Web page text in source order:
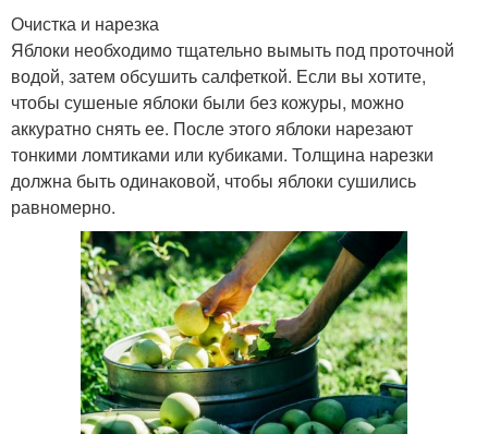
Очистка и нарезка
Яблоки необходимо тщательно вымыть под проточной
водой, затем обсушить салфеткой. Если вы хотите,
чтобы сушеные яблоки были без кожуры, можно
аккуратно снять ее. После этого яблоки нарезают
тонкими ломтиками или кубиками. Толщина нарезки
должна быть одинаковой, чтобы яблоки сушились
равномерно.